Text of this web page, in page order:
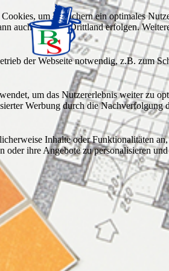
um Besuchern ein optimales
auch in einem Drittland erfolgen.
der Webseite notwendig, z.B. zum
um das Nutzererlebnis weiter zu
Werbung durch die Nachverfolgung
Inhalte oder Funktionalitäten
oder ihre Angebote zu personalisieren